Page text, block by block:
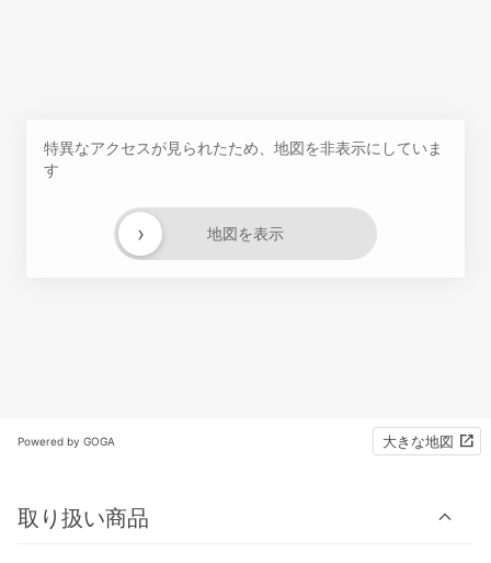
特異なアクセスが見られたため、地図を非表示にしていま
す
地図を表示
›
Powered by GOGA 大きな地図
取り扱い商品